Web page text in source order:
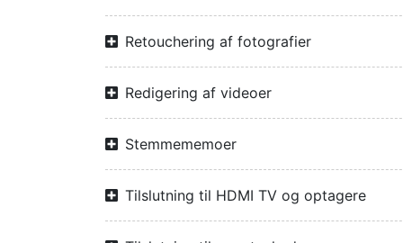
Retouchering af fotografier
Redigering af videoer
Stemmememoer
Tilslutning til HDMI TV og optagere